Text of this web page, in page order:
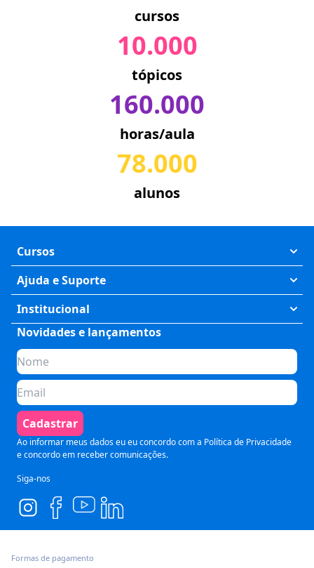
cursos
10.000
tópicos
160.000
horas/aula
78.000
alunos
Cursos
Exatas
Humanas
Saúde
Tecnologia
Preparatórios
Comunicação
Pós Graduação
Ajuda e Suporte
Meus Cursos
Fale Conosco
Perguntas Frequentes
Formas de Pagamento
Política de Cancelamento
Termos de Uso
Segurança e Privacidade
Institucional
Quem somos
Planos de assinatura
Para Empresas
Seja um parceiro
Blog
Novidades e lançamentos
Cadastrar
Ao informar meus dados eu eu concordo com a Política de Privacidade
e concordo em receber comunicações.
Siga-nos
Formas de pagamento